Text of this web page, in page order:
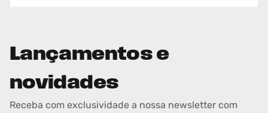
Lançamentos e
novidades
Receba com exclusividade a nossa newsletter com